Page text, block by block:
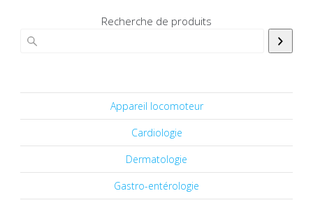
Recherche de produits
Appareil locomoteur
Cardiologie
Dermatologie
Gastro-entérologie